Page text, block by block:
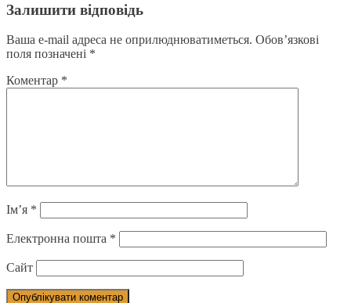
Залишити відповідь
Ваша e-mail адреса не оприлюднюватиметься. Обов’язкові
поля позначені *
Коментар *
Ім’я *
Електронна пошта *
Сайт